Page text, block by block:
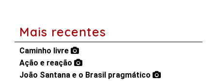
Mais recentes
Caminho livre
Ação e reação
João Santana e o Brasil pragmático